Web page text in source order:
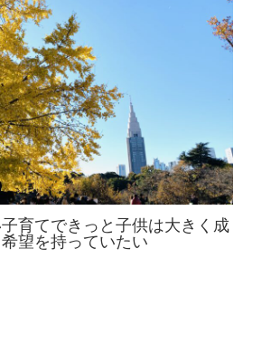
育てできっと子供は大きく成
望を持っていたい